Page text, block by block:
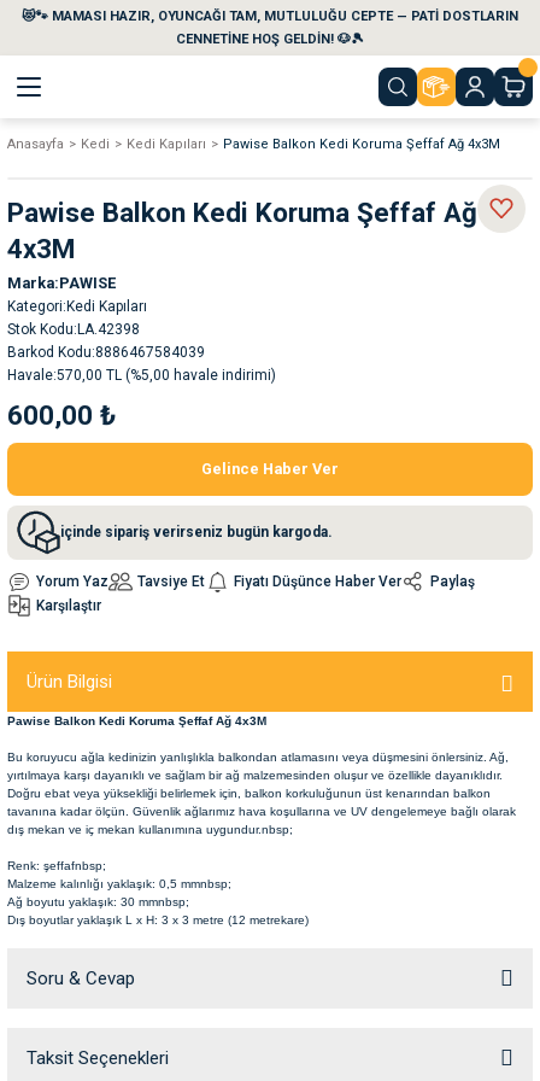
😻🐾 MAMASI HAZIR, OYUNCAĞI TAM, MUTLULUĞU CEPTE — PATİ DOSTLARIN
CENNETİNE HOŞ GELDİN! 🐶🎾
Geri Dön
Geri Dön
Temizlik Ürünleri
Su Kabları
Kemikleri
Geri Dön
Geri Dön
Geri Dön
Geri Dön
Anasayfa Kedi Kedi Kapıları Pawise Balkon Kedi Koruma Şeffaf Ağ 4x3M
Pawise Balkon Kedi Koruma Şeffaf Ağ
4x3M
Marka PAWISE
Kategori Kedi Kapıları
Stok Kodu LA.42398
Barkod Kodu 8886467584039
Havale 570,00 TL (%5,00 havale indirimi)
600,00 ₺
Gelince Haber Ver
içinde sipariş verirseniz bugün kargoda.
Yorum Yaz Tavsiye Et Fiyatı Düşünce Haber Ver
Paylaş
Karşılaştır
Ürün Bilgisi
Pawise Balkon Kedi Koruma Şeffaf Ağ 4x3M
Bu koruyucu ağla kedinizin yanlışlıkla balkondan atlamasını veya düşmesini önlersiniz. Ağ,
yırtılmaya karşı dayanıklı ve sağlam bir ağ malzemesinden oluşur ve özellikle dayanıklıdır.
Doğru ebat veya yüksekliği belirlemek için, balkon korkuluğunun üst kenarından balkon
tavanına kadar ölçün. Güvenlik ağlarımız hava koşullarına ve UV dengelemeye bağlı olarak
dış mekan ve iç mekan kullanımına uygundur.nbsp;
Renk: şeffafnbsp;
Malzeme kalınlığı yaklaşık: 0,5 mmnbsp;
Ağ boyutu yaklaşık: 30 mmnbsp;
Dış boyutlar yaklaşık L x H: 3 x 3 metre (12 metrekare)
Soru & Cevap
Ürün hakkında henüz soru sorulmamış.
Taksit Seçenekleri